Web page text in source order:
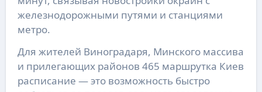
железнодорожными путями и станциями
метро.
Для жителей Виноградаря, Минского массива
и прилегающих районов 465 маршрутка Киев
расписание — это возможность быстро